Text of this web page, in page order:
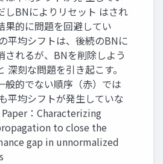
しBNによりリセット はされ
果的に問題を回避してい
平均シフトは、後続のBNに
されるが、BNを削除しよう
深刻な問題を引き起こす。
般的でない順序（赤）では
平均シフトが発生していな
Paper：Characterizing
to close the
gap in unnormalized